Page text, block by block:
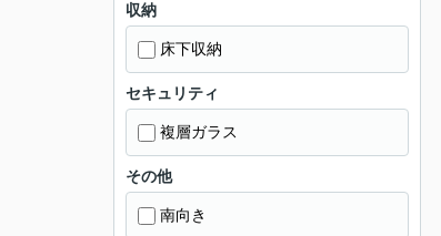
収納
床下収納
セキュリティ
複層ガラス
その他
南向き